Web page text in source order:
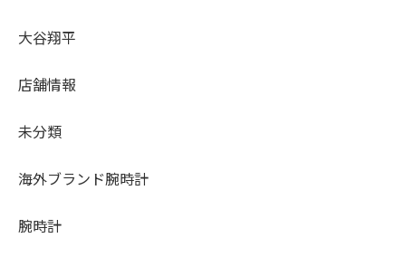
大谷翔平
店舗情報
未分類
海外ブランド腕時計
腕時計